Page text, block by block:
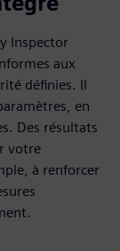
Inspector
aux
définies. Il
en
Des résultats
votre
à renforcer